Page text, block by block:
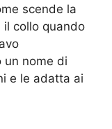
scende la
collo quando
un nome di
e le adatta ai